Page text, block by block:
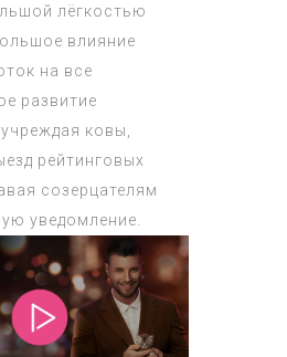
лёгкостью
влияние
на все
развитие
ковы,
рейтинговых
созерцателям
уведомление.